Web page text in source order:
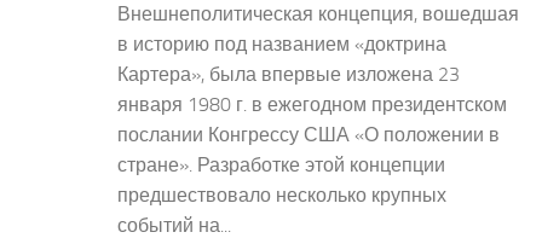
Внешнеполитическая концепция, вошедшая
в историю под названием «доктрина
Картера», была впервые изложена 23
января 1980 г. в ежегодном президентском
послании Конгрессу США «О положении в
стране». Разработке этой концепции
предшествовало несколько крупных
событий на...